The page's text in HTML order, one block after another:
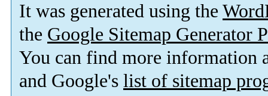
It was generated using the
the Google Sitemap Generator
You can find more information
and Google's list of sitemap